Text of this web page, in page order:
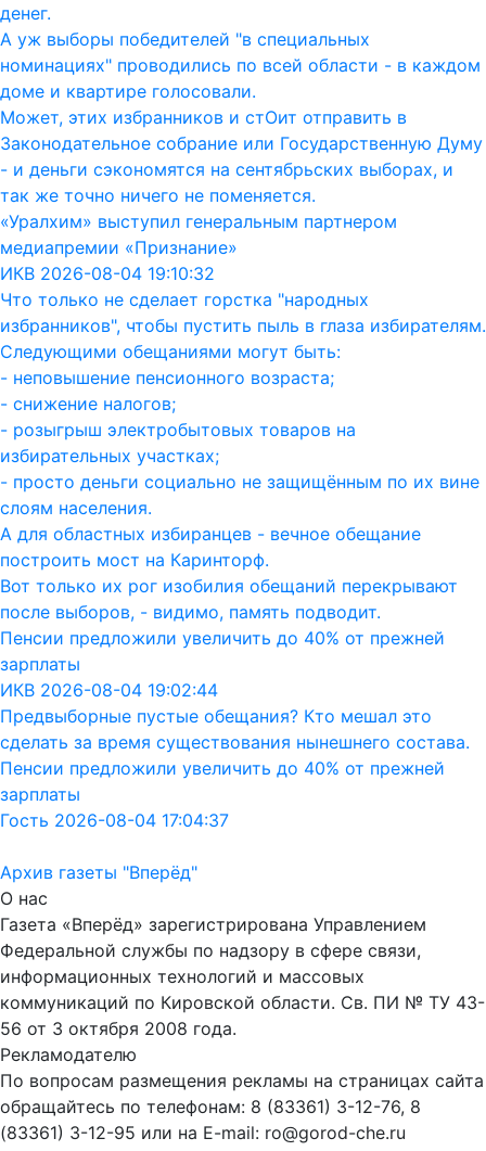
денег.
А уж выборы победителей "в специальных
номинациях" проводились по всей области - в каждом
доме и квартире голосовали.
Может, этих избранников и стОит отправить в
Законодательное собрание или Государственную Думу
- и деньги сэкономятся на сентябрьских выборах, и
так же точно ничего не поменяется.
«Уралхим» выступил генеральным партнером
медиапремии «Признание»
ИКВ 2026-08-04 19:10:32
Что только не сделает горстка "народных
избранников", чтобы пустить пыль в глаза избирателям.
Следующими обещаниями могут быть:
- неповышение пенсионного возраста;
- снижение налогов;
- розыгрыш электробытовых товаров на
избирательных участках;
- просто деньги социально не защищённым по их вине
слоям населения.
А для областных избиранцев - вечное обещание
построить мост на Каринторф.
Вот только их рог изобилия обещаний перекрывают
после выборов, - видимо, память подводит.
Пенсии предложили увеличить до 40% от прежней
зарплаты
ИКВ 2026-08-04 19:02:44
Предвыборные пустые обещания? Кто мешал это
сделать за время существования нынешнего состава.
Пенсии предложили увеличить до 40% от прежней
зарплаты
Гость 2026-08-04 17:04:37
Архив газеты "Вперёд"
О нас
Газета «Вперёд» зарегистрирована Управлением
Федеральной службы по надзору в сфере связи,
информационных технологий и массовых
коммуникаций по Кировской области. Св. ПИ № ТУ 43-
56 от 3 октября 2008 года.
Рекламодателю
По вопросам размещения рекламы на страницах сайта
обращайтесь по телефонам: 8 (83361) 3-12-76, 8
(83361) 3-12-95 или на E-mail: ro@gorod-che.ru